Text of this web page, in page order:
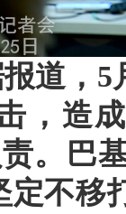
道，
，造
。巴
定不移